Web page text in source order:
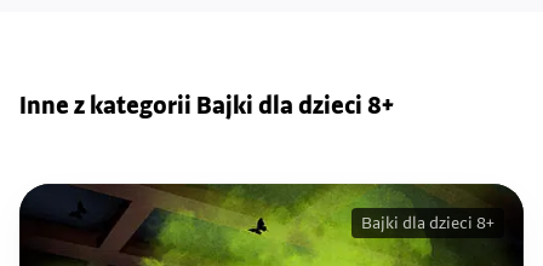
Inne z kategorii Bajki dla dzieci 8+
Bajki dla dzieci 8+